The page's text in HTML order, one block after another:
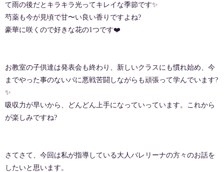
て雨の後だとキラキラ光ってキレイな季節です✨
芍薬も今が見頃で甘〜い良い香りですよね?
豪華に咲くので好きな花の1つです❤️
お教室の子供達は発表会も終わり、新しいクラスにも慣れ始め、今
までやった事のないパに悪戦苦闘しながらも頑張って学んでいます?
✨
吸収力が早いから、どんどん上手になっていっています。これから
が楽しみですね?
さてさて、今回は私が指導している大人バレリーナの方々のお話を
したいと思います。